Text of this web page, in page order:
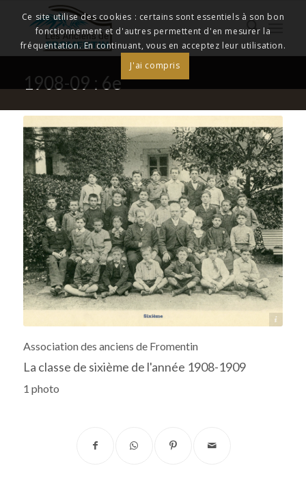
1908-09 : 6e
Source : collège-lycée Fromentin
Association des anciens de Fromentin
La classe de sixième de l'année 1908-1909
1 photo
Ce site utilise des cookies : certains sont essentiels à son bon
fonctionnement et d'autres permettent d'en mesurer la
fréquentation. En continuant, vous en acceptez leur utilisation.
J'ai compris